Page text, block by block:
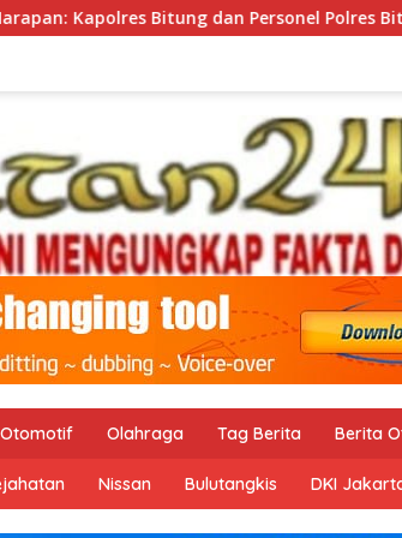
dan Personel Polres Bitung Hadir Menolong
Otomotif Olahraga Tag Berita Berita
Nissan Bulutangkis DKI